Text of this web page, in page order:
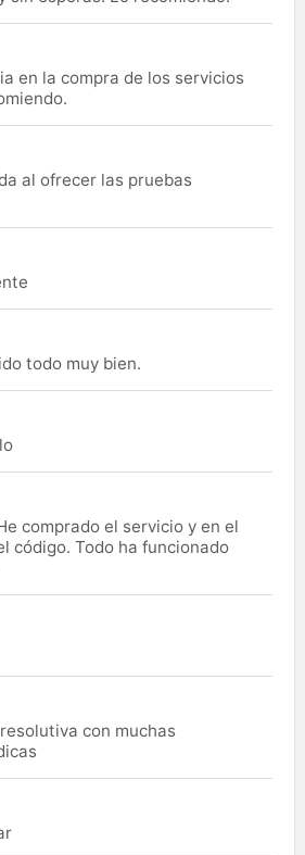
en la compra de los servicios
al ofrecer las pruebas
todo muy bien.
comprado el servicio y en el
código. Todo ha funcionado
con muchas